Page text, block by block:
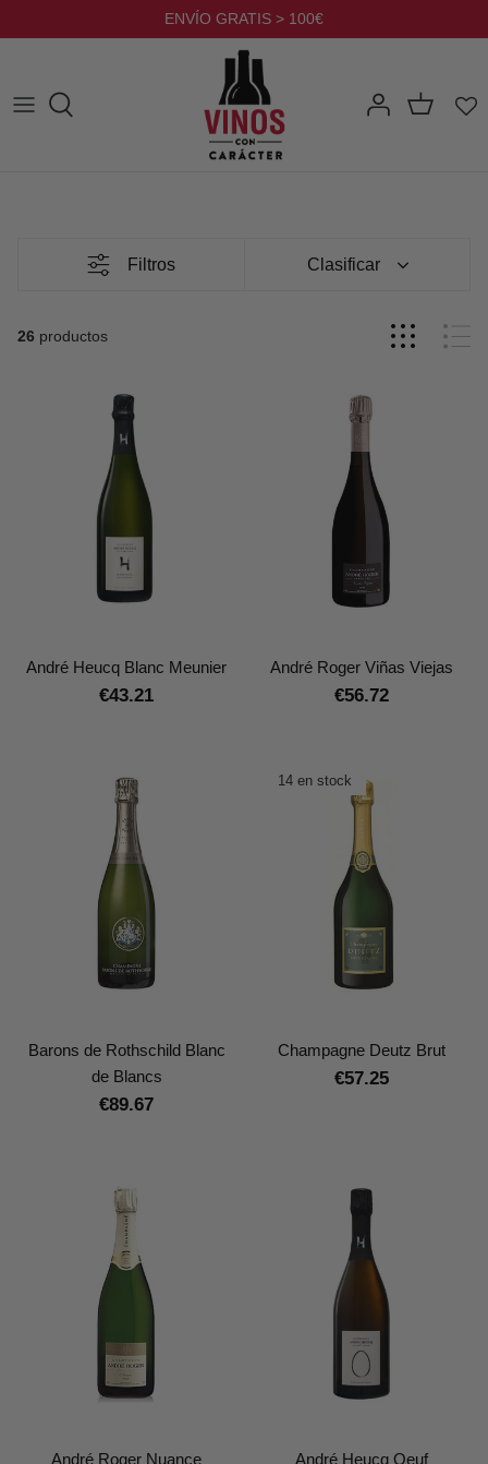
al
ENVÍO GRATIS > 100€
Filtros Clasificar
26 productos
André Heucq Blanc Meunier
€43.21
André Roger Viñas Viejas
€56.72
Barons de Rothschild Blanc
de Blancs
€89.67
14 en stock
Champagne Deutz Brut
€57.25
André Roger Nuance André Heucq Oeuf